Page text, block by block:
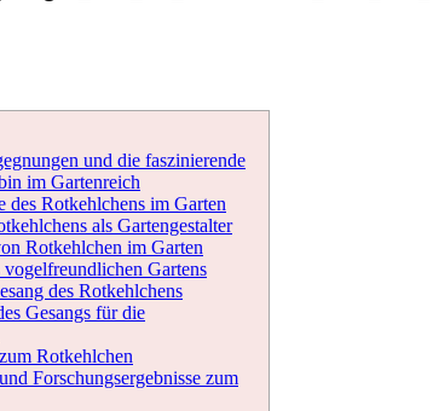
und die faszinierende
im Gartenreich
des Rotkehlchens im Garten
als Gartengestalter
Rotkehlchen im Garten
vogelfreundlichen Gartens
des Rotkehlchens
Gesangs für die
Rotkehlchen
Forschungsergebnisse zum